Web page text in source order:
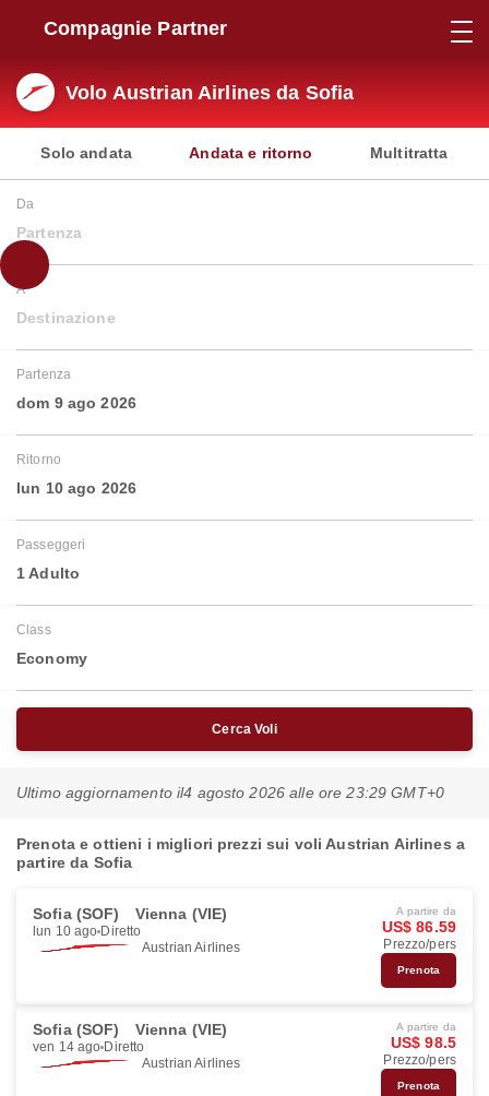
Compagnie Partner
Volo Austrian Airlines da Sofia
Solo andata Andata e ritorno Multitratta
Da
Partenza
A
Destinazione
Partenza
dom 9 ago 2026
Ritorno
lun 10 ago 2026
Passeggeri
1 Adulto
Class
Economy
Cerca Voli
Ultimo aggiornamento il4 agosto 2026 alle ore 23:29 GMT+0
Prenota e ottieni i migliori prezzi sui voli Austrian Airlines a
partire da Sofia
Sofia (SOF) Vienna (VIE)
lun 10 ago Diretto
Austrian Airlines
A partire da
US$ 86.59
Prezzo/pers
Prenota
Sofia (SOF) Vienna (VIE)
ven 14 ago Diretto
Austrian Airlines
A partire da
US$ 98.5
Prezzo/pers
Prenota